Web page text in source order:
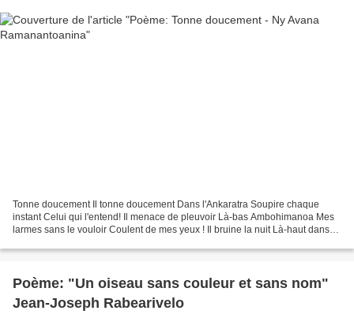
Tonne doucement Il tonne doucement Dans l'Ankaratra Soupire chaque
instant Celui qui l'entend! Il menace de pleuvoir Là-bas Ambohimanoa Mes
larmes sans le vouloir Coulent de mes yeux ! Il bruine la nuit Là-haut dans
Poème: "Un oiseau sans couleur et sans nom"
Jean-Joseph Rabearivelo